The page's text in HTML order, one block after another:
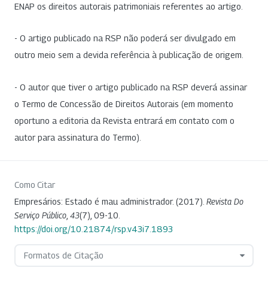
ENAP os direitos autorais patrimoniais referentes ao artigo.
- O artigo publicado na RSP não poderá ser divulgado em
outro meio sem a devida referência à publicação de origem.
- O autor que tiver o artigo publicado na RSP deverá assinar
o Termo de Concessão de Direitos Autorais (em momento
oportuno a editoria da Revista entrará em contato com o
autor para assinatura do Termo).
Como Citar
Empresários: Estado é mau administrador. (2017). Revista Do
Serviço Público 43(7), 09-10.
https://doi.org/10.21874/rsp.v43i7.1893
Formatos de Citação